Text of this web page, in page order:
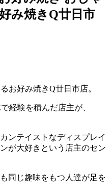
み焼きQ廿日市
お好み焼きQ廿日市店。
経験を積んだ店主が、
ンテイストなディスプレイ
が大好きという店主のセン
同じ趣味をもつ人達が足を